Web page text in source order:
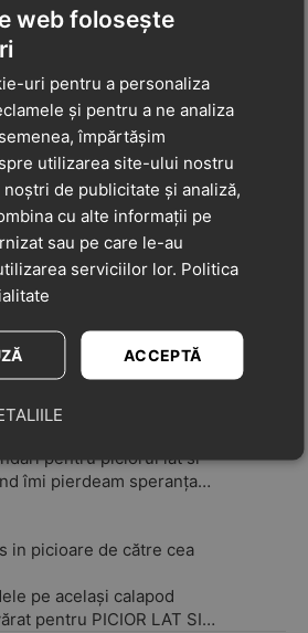
Bebe e extrem de
vrea sa încalțe alt tip de
3 perechi deja cu care am
și chiar acum ma apuc sa
Multumim pentru
????
primi pași ai celor mici dar și
moale
13-09-2023
început sa își dorească sa
pentru piciorul lat si
îmi pierdeam speranța
am comandat 2 modele,
avem noroc sa fie ok
Amândouă
plină de sandale si
si suntem atâta noi ca
in picioare de către cea
pe același calapod
pentru PICIOR LAT SI
web folosește
uri pentru a personaliza
și pentru a ne analiza
împărtășim
utilizarea site-ului nostru
de publicitate și analiză,
cu alte informații pe
sau pe care le-au
serviciilor lor. Politica
ACCEPTĂ